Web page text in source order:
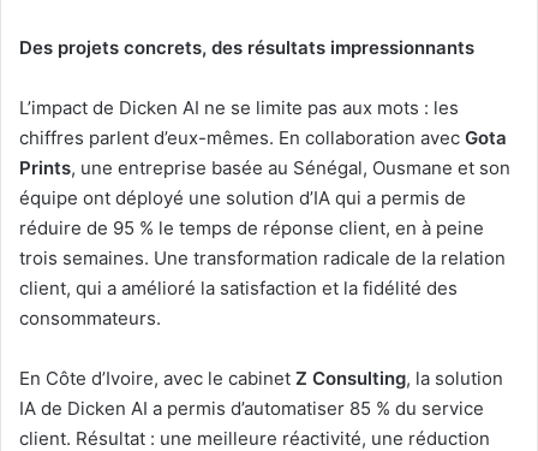
Des projets concrets, des résultats impressionnants
L’impact de Dicken AI ne se limite pas aux mots : les
chiffres parlent d’eux-mêmes. En collaboration avec Gota
Prints, une entreprise basée au Sénégal, Ousmane et son
équipe ont déployé une solution d’IA qui a permis de
réduire de 95 % le temps de réponse client, en à peine
trois semaines. Une transformation radicale de la relation
client, qui a amélioré la satisfaction et la fidélité des
consommateurs.
En Côte d’Ivoire, avec le cabinet Z Consulting, la solution
IA de Dicken AI a permis d’automatiser 85 % du service
client. Résultat : une meilleure réactivité, une réduction